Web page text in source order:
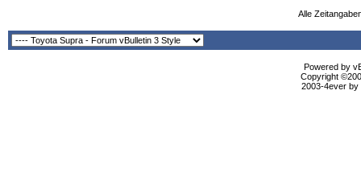
Alle
Powered by
Copyright
2003-4ever by